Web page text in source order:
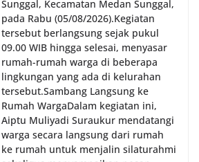
Sunggal, Kecamatan Medan Sunggal,
pada Rabu (05/08/2026).‎‎Kegiatan
tersebut berlangsung sejak pukul
09.00 WIB hingga selesai, menyasar
rumah-rumah warga di beberapa
lingkungan yang ada di kelurahan
tersebut.‎Sambang Langsung ke
Rumah Warga‎Dalam kegiatan ini,
Aiptu Muliyadi Suraukur mendatangi
warga secara langsung dari rumah
ke rumah untuk menjalin silaturahmi